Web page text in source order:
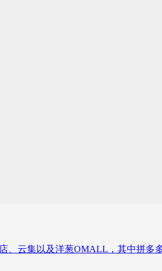
、云集以及洋葱OMALL，其中拼多